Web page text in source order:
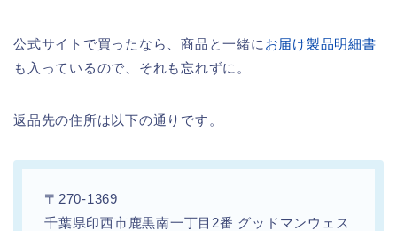
公式サイトで買ったなら、商品と一緒に お届け製品明細書
も入っているので、それも忘れずに。
返品先の住所は以下の通りです。
〒270-1369
千葉県印西市鹿黒南一丁目2番 グッドマンウェス